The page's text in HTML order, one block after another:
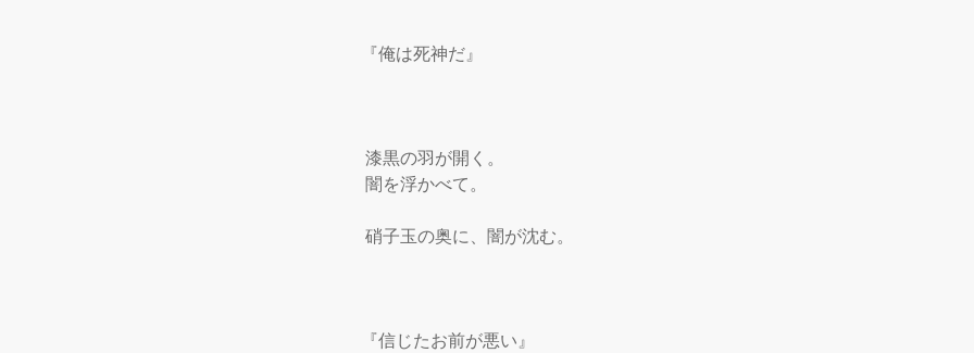
『俺は死神だ』
漆黒の羽が開く。
闇を浮かべて。
硝子玉の奥に、闇が沈む。
『信じたお前が悪い』